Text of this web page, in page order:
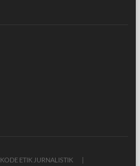
KODE ETIK JURNALISTIK